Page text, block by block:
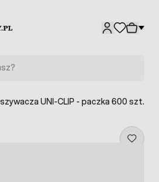
UNI-CLIP - paczka 600 szt.